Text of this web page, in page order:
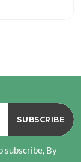
subscribe, By